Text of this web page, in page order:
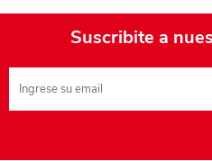
Suscribite a